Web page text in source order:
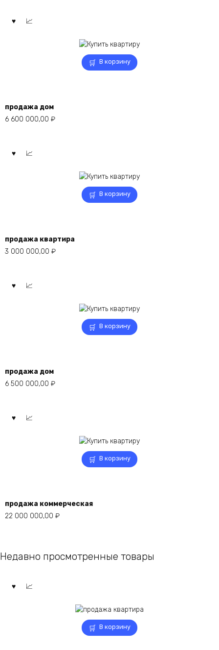
В корзину
продажа дом
6 600 000,00 ₽
В корзину
продажа квартира
3 000 000,00 ₽
В корзину
продажа дом
6 500 000,00 ₽
В корзину
продажа коммерческая
22 000 000,00 ₽
Недавно просмотренные товары
В корзину